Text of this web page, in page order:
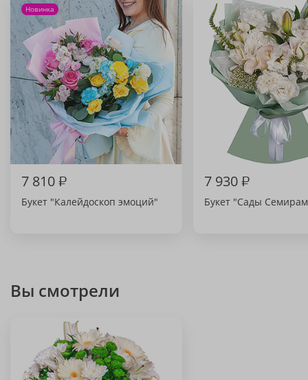
Новинка
7 810₽
Букет "Калейдоскоп эмоций"
7 930₽
Букет "Сады
Вы смотрели